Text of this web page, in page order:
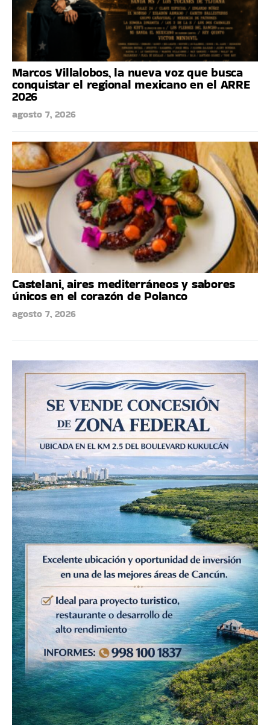
Marcos Villalobos, la nueva voz que busca
conquistar el regional mexicano en el ARRE
2026
agosto 7, 2026
Castelani, aires mediterráneos y sabores
únicos en el corazón de Polanco
agosto 7, 2026